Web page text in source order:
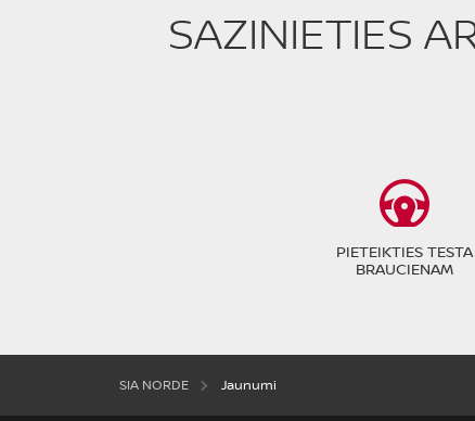
SAZINIETIES
PIETEIKTIES TESTA
BRAUCIENAM
SIA NORDE Jaunumi